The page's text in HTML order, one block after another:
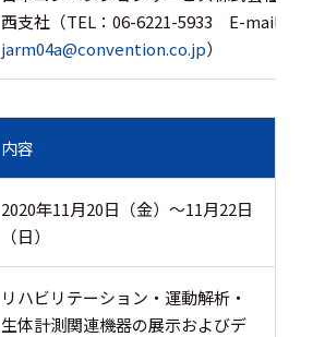
西支社（TEL：06-6221-5933 E-mail：
jarm04a@convention.co.jp）
内容
2020年11月20日（金）〜11月22日
（日）
リハビリテーション・運動解析・
生体計測関連機器の展示およびデ